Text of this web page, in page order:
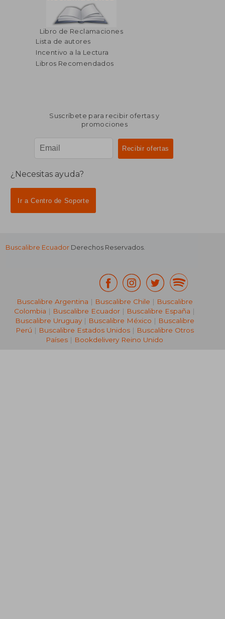
40%
dcto.
$ 280.86
$ 168.52
Libro de Reclamaciones
Lista de autores
Incentivo a la Lectura
Libros Recomendados
Suscríbete para recibir ofertas y
promociones
¿Necesitas ayuda?
Ir a Centro de Soporte
Buscalibre Ecuador Derechos Reservados.
Buscalibre Argentina | Buscalibre Chile | Buscalibre
Colombia | Buscalibre Ecuador | Buscalibre España |
Buscalibre Uruguay| Buscalibre México | Buscalibre
Perú | Buscalibre Estados Unidos| Buscalibre Otros
Países | Bookdelivery Reino Unido